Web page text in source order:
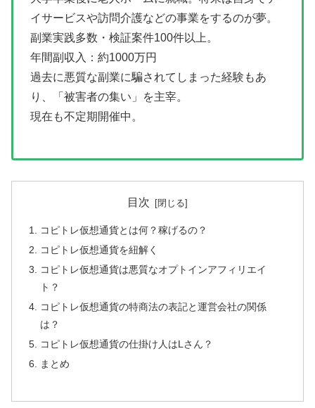
イサービスや訪問介護などの事業をするのが夢。
副業実践多数・検証案件100件以上。
年間副収入：約1000万円
過去に悪質な副業に騙されてしまった経験もあ
り、「被害者の集い」を主宰。
現在も不定期開催中。
目次
コピトレ仮想通貨とは何？稼げるの？
コピトレ仮想通貨を紐解く
コピトレ仮想通貨は悪質なオプトインアフィリエイ
ト？
コピトレ仮想通貨の特商法の表記と運営会社の関係
は？
コピトレ仮想通貨の仕掛け人はLさん？
まとめ